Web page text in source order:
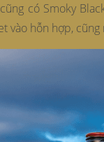
có Smoky
vào hỗn hợp,